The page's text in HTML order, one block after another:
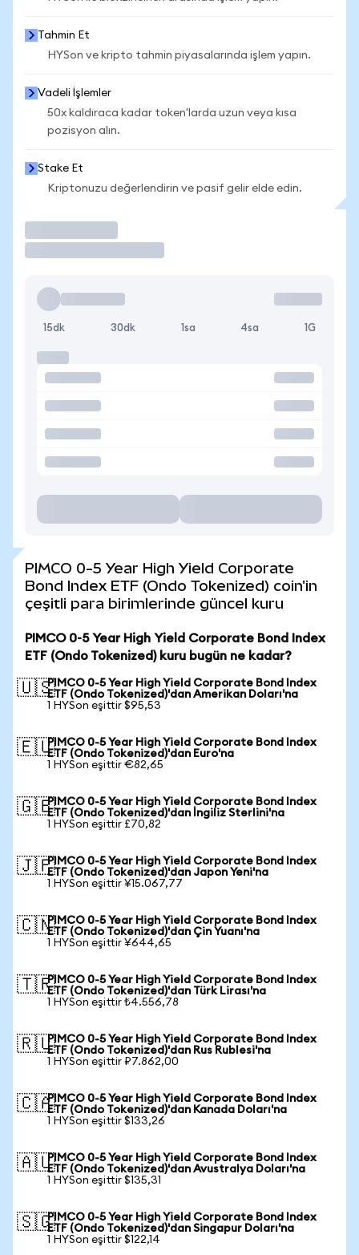
Tahmin Et
HYSon ve kripto tahmin piyasalarında işlem yapın.
Vadeli İşlemler
50x kaldıraca kadar token'larda uzun veya kısa
pozisyon alın.
Stake Et
Kriptonuzu değerlendirin ve pasif gelir elde edin.
15dk 30dk 1sa 4sa 1G
PIMCO 0-5 Year High Yield Corporate
Bond Index ETF (Ondo Tokenized) coin'in
çeşitli para birimlerinde güncel kuru
PIMCO 0-5 Year High Yield Corporate Bond Index
ETF (Ondo Tokenized) kuru bugün ne kadar?
🇺🇸PIMCO 0-5 Year High Yield Corporate Bond Index
ETF (Ondo Tokenized)'dan Amerikan Doları'na
1 HYSon eşittir $95,53
🇪🇺PIMCO 0-5 Year High Yield Corporate Bond Index
ETF (Ondo Tokenized)'dan Euro'na
1 HYSon eşittir €82,65
🇬🇧PIMCO 0-5 Year High Yield Corporate Bond Index
ETF (Ondo Tokenized)'dan İngiliz Sterlini'na
1 HYSon eşittir £70,82
🇯🇵PIMCO 0-5 Year High Yield Corporate Bond Index
ETF (Ondo Tokenized)'dan Japon Yeni'na
1 HYSon eşittir ¥15.067,77
🇨🇳PIMCO 0-5 Year High Yield Corporate Bond Index
ETF (Ondo Tokenized)'dan Çin Yuanı'na
1 HYSon eşittir ¥644,65
🇹🇷PIMCO 0-5 Year High Yield Corporate Bond Index
ETF (Ondo Tokenized)'dan Türk Lirası'na
1 HYSon eşittir ₺4.556,78
🇷🇺PIMCO 0-5 Year High Yield Corporate Bond Index
ETF (Ondo Tokenized)'dan Rus Rublesi'na
1 HYSon eşittir ₽7.862,00
🇨🇦PIMCO 0-5 Year High Yield Corporate Bond Index
ETF (Ondo Tokenized)'dan Kanada Doları'na
1 HYSon eşittir $133,26
🇦🇺PIMCO 0-5 Year High Yield Corporate Bond Index
ETF (Ondo Tokenized)'dan Avustralya Doları'na
1 HYSon eşittir $135,31
🇸🇬PIMCO 0-5 Year High Yield Corporate Bond Index
ETF (Ondo Tokenized)'dan Singapur Doları'na
1 HYSon eşittir $122,14